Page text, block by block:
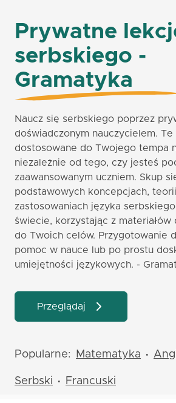
Prywatne
serbskiego -
Gramatyka
Naucz się serbskiego poprzez
doświadczonym nauczycielem. Te
dostosowane do Twojego tempa
niezależnie od tego, czy jesteś
zaawansowanym uczniem. Skup
podstawowych koncepcjach,
zastosowaniach języka
świecie, korzystając z materiałów
do Twoich celów. Przygotowanie
pomoc w nauce lub po prostu
umiejętności językowych. -
Przeglądaj
Popularne: Matematyka •
Serbski • Francuski